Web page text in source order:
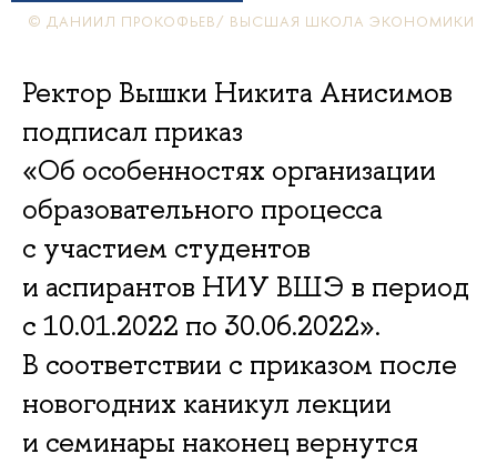
© ДАНИИЛ ПРОКОФЬЕВ/ ВЫСШАЯ ШКОЛА ЭКОНОМИКИ
Ректор Вышки Никита Анисимов
подписал приказ
«Об особенностях организации
образовательного процесса
с участием студентов
и аспирантов НИУ ВШЭ в период
с 10.01.2022 по 30.06.2022».
В соответствии с приказом после
новогодних каникул лекции
и семинары наконец вернутся